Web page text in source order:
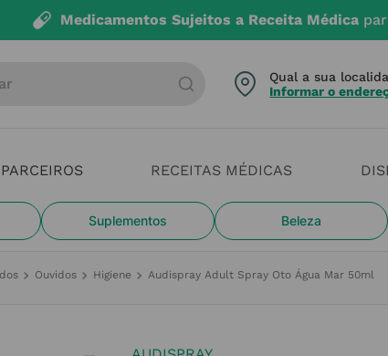
Medicamentos Sujeitos a Receita Médica
PARCEIROS RECEITAS MÉDICAS
Suplementos Beleza
Qual a sua
Informar o
Ouvidos Higiene Audispray Adult Spray Oto Água Mar 50ml